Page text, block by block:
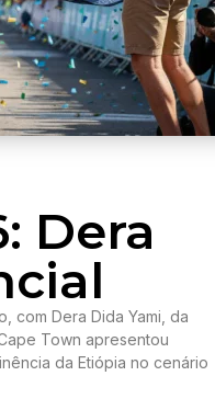
Dera
com Dera Dida Yami, da
Town apresentou
da Etiópia no cenário